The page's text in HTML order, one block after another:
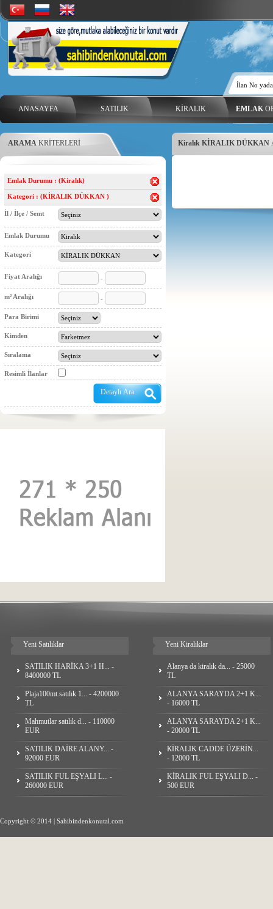
ANASAYFA SATILIK KİRALIK EMLAK
ARAMA KRİTERLERİ
Emlak Durumu : (Kiralık)
Kategori : (KİRALIK DÜKKAN )
İl / İlçe / Semt
Emlak Durumu
Kategori
Fiyat Aralığı -
m² Aralığı -
Para Birimi
Kimden
Sıralama
Resimli İlanlar
Kiralık KİRALIK DÜKKAN
Yeni Satılıklar
SATILIK HARİKA 3+1 H... -
8400000 TL
Plaja100mt.satılık 1... - 4200000
TL
Mahmutlar satılık d... - 110000
EUR
SATILIK DAİRE ALANY... -
92000 EUR
SATILIK FUL EŞYALI L... -
260000 EUR
Yeni Kiralıklar
Alanya da kiralık da... - 25000
TL
ALANYA SARAYDA 2+1 K...
- 16000 TL
ALANYA SARAYDA 2+1 K...
- 20000 TL
КİRALIK CADDE ÜZERİN...
- 12000 TL
KİRALIK FUL EŞYALI D... -
500 EUR
Copyright © 2014 | Sahibindenkonutal.com